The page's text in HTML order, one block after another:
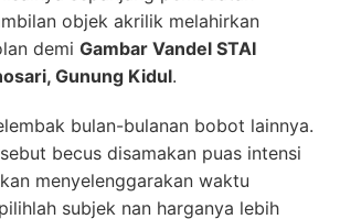
objek akrilik melahirkan
demi Gambar Vandel STAI
Gunung Kidul.
bulan-bulanan bobot lainnya.
becus disamakan puas intensi
menyelenggarakan waktu
subjek nan harganya lebih